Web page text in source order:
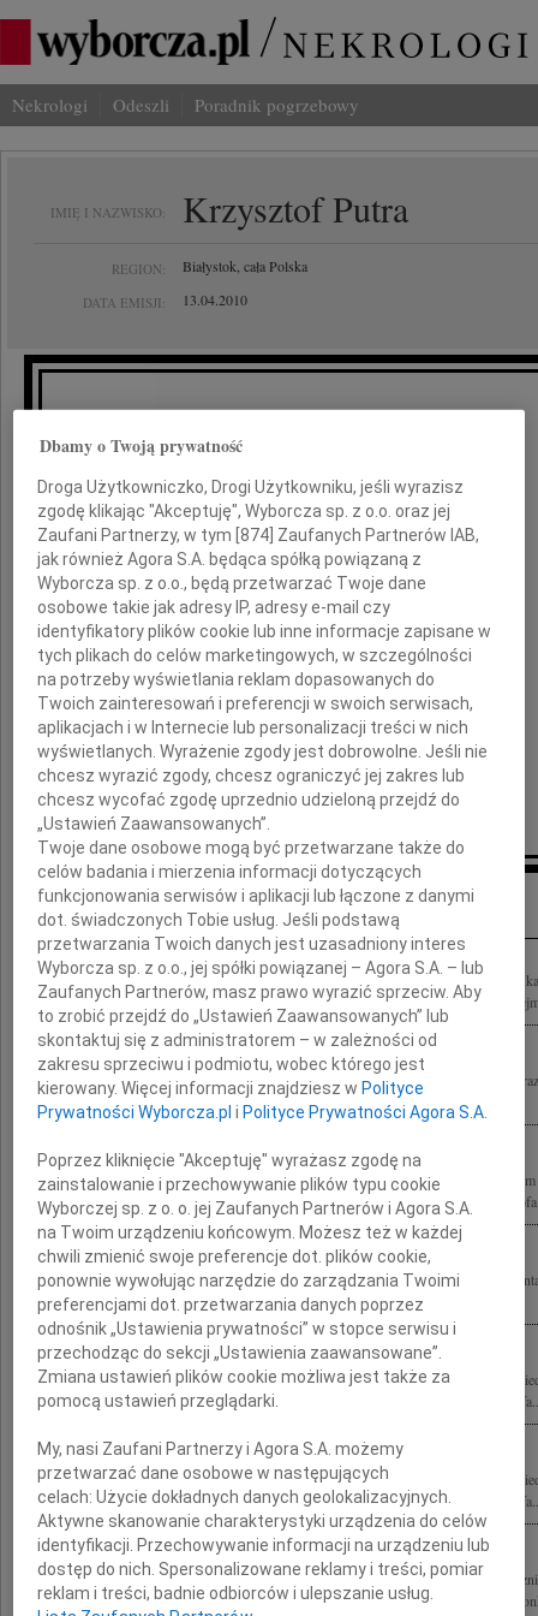
Nekrologi Odeszli Poradnik pogrzebowy
IMIĘ I NAZWISKO: Krzysztof Putra
REGION: Białystok, cała Polska
DATA EMISJI: 13.04.2010
wyrazy najgłębszego współczucia
z powodu tragicznej śmierci
Krzysztofa Putry
Wicemarszałka Sejmu
składają
Joanna i Krzysztof Cugowscy
Inne kondolencje
10 kwietnia 2010 r. towarzysząc Prezydentowi Rzeczypospolitej Polskiej zginął w
Jakub Putra robotnik, działacz "Solidarności" poseł i senator RP wicemarszałek
Poruszeni tragiczną śmiercią Marszałka Sejmu RP Krzysztofa Putry składamy
Rodzinie oraz Bliskim Zarząd i członkowie Stowarzyszenia Forum Recyklingu...
Łącząc się w żalu składamy wyrazy szczerego współczucia Rodzinom,
Ryszarda Kaczorowskiego Prezydenta Rzeczypospolitej na Uchodźstwie
Wstrząśnięci tragedią naszej Ojczyzny łączymy się w bólu z Najbliższymi
małżonki Marii Kaczyńskiej z Rodzinami zmarłych Podlasian: Prezydenta RP na...
Z głębokim żalem żegnam tragicznie zmarłych Posłów i Senatorów Prawa i
Grażynę Gęsicką Przemysława Gosiewskiego Aleksandrę Natalii-Świat
Z głębokim żalem żegnam tragicznie zmarłych Posłów i Senatorów Prawa i
Grażynę Gęsicką Przemysława Gosiewskiego Aleksandrę Natalli-Świat
Przygnębieni rozmiarem tragedii łączymy się w bólu z Rodzinami i Bliskimi
Kaczyńskiego Prezydenta Rzeczypospolitej Polskiej Pani Marii Kaczyńskiej
Dbamy o Twoją prywatność
Droga Użytkowniczko, Drogi Użytkowniku, jeśli wyrazisz
zgodę klikając "Akceptuję", Wyborcza sp. z o.o. oraz jej
Zaufani Partnerzy, w tym [874 ] Zaufanych Partnerów IAB,
jak również Agora S.A. będąca spółką powiązaną z
Wyborcza sp. z o.o., będą przetwarzać Twoje dane
osobowe takie jak adresy IP, adresy e-mail czy
identyfikatory plików cookie lub inne informacje zapisane w
tych plikach do celów marketingowych, w szczególności
na potrzeby wyświetlania reklam dopasowanych do
Twoich zainteresowań i preferencji w swoich serwisach,
aplikacjach i w Internecie lub personalizacji treści w nich
wyświetlanych. Wyrażenie zgody jest dobrowolne. Jeśli nie
chcesz wyrazić zgody, chcesz ograniczyć jej zakres lub
chcesz wycofać zgodę uprzednio udzieloną przejdź do
„Ustawień Zaawansowanych”.
Twoje dane osobowe mogą być przetwarzane także do
celów badania i mierzenia informacji dotyczących
funkcjonowania serwisów i aplikacji lub łączone z danymi
dot. świadczonych Tobie usług. Jeśli podstawą
przetwarzania Twoich danych jest uzasadniony interes
Wyborcza sp. z o.o., jej spółki powiązanej – Agora S.A. – lub
Zaufanych Partnerów, masz prawo wyrazić sprzeciw. Aby
to zrobić przejdź do „Ustawień Zaawansowanych” lub
skontaktuj się z administratorem – w zależności od
zakresu sprzeciwu i podmiotu, wobec którego jest
kierowany. Więcej informacji znajdziesz w Polityce
Prywatności Wyborcza.pl i Polityce Prywatności Agora S.A.
Poprzez kliknięcie "Akceptuję" wyrażasz zgodę na
zainstalowanie i przechowywanie plików typu cookie
Wyborczej sp. z o. o. jej Zaufanych Partnerów i Agora S.A.
na Twoim urządzeniu końcowym. Możesz też w każdej
chwili zmienić swoje preferencje dot. plików cookie,
ponownie wywołując narzędzie do zarządzania Twoimi
preferencjami dot. przetwarzania danych poprzez
odnośnik „Ustawienia prywatności” w stopce serwisu i
przechodząc do sekcji „Ustawienia zaawansowane”.
Zmiana ustawień plików cookie możliwa jest także za
pomocą ustawień przeglądarki.
My, nasi Zaufani Partnerzy i Agora S.A. możemy
przetwarzać dane osobowe w następujących
celach:Użycie dokładnych danych geolokalizacyjnych.
Aktywne skanowanie charakterystyki urządzenia do celów
identyfikacji. Przechowywanie informacji na urządzeniu lub
dostęp do nich. Spersonalizowane reklamy i treści, pomiar
reklam i treści, badnie odbiorców i ulepszanie usług.